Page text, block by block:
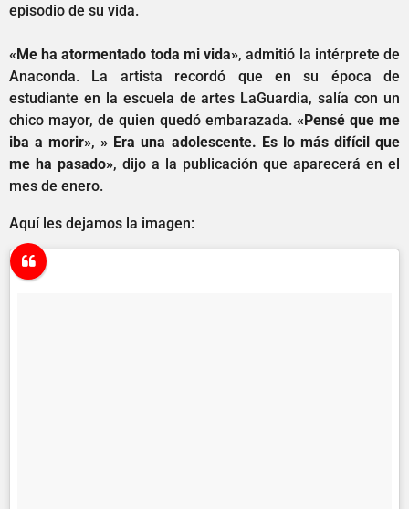
episodio de su vida.
«Me ha atormentado toda mi vida», admitió la intérprete de
Anaconda. La artista recordó que en su época de
estudiante en la escuela de artes LaGuardia, salía con un
chico mayor, de quien quedó embarazada. «Pensé que me
iba a morir», » Era una adolescente. Es lo más difícil que
me ha pasado», dijo a la publicación que aparecerá en el
mes de enero.
Aquí les dejamos la imagen: